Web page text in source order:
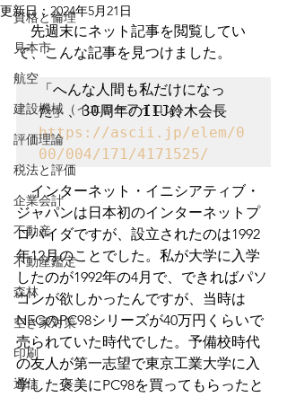
資格と倫理
見本市
航空
建設機械（イエローアイロン）
評価理論
税法と評価
企業会計
不動産
不動産鑑定
森林
空き家対策
印刷
通信
更新日：2024年5月21日
先週末にネット記事を閲覧してい
て、こんな記事を見つけました。
「へんな人間も私だけになっ
た」、30周年のIIJ鈴木会長
https://ascii.jp/elem/0
00/004/171/4171525/
インターネット・イニシアティブ・
ジャパンは日本初のインターネットプ
ロバイダですが、設立されたのは1992
年12月のことでした。私が大学に入学
したのが1992年の4月で、できればパソ
コンが欲しかったんですが、当時は
NECのPC98シリーズが40万円くらいで
売られていた時代でした。予備校時代
の友人が第一志望で東京工業大学に入
学した褒美にPC98を買ってもらったと